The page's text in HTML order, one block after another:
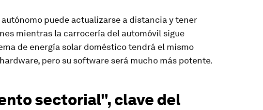
puede actualizarse a distancia y tener
mientras la carrocería del automóvil sigue
de energía solar doméstico tendrá el mismo
pero su software será mucho más potente.
sectorial", clave del